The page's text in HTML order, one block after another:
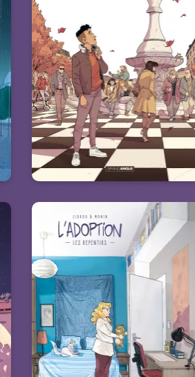
Echecs - histoire
complète
Date de parution :
23/08/2023
“La vie, comme le jeu
d’échecs.Facile à apprendre,
amusant à jouer, difficile à
gagner… impossible à contrôler
!”
L'Adoption - cycle
2 (vol. 02/2)
Date de parution :
26/04/2023
“Jusqu’à présent, sa mère
s’appelait Guerre, son père
Exil… Désormais, ils ont pour
noms Trahison et Abandon.”